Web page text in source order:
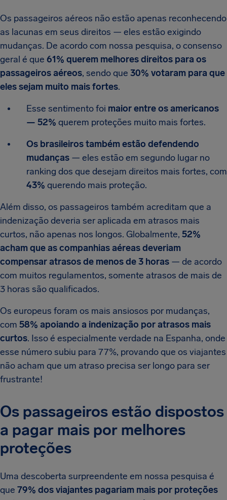
Os passageiros aéreos não estão apenas reconhecendo
as lacunas em seus direitos — eles estão exigindo
mudanças. De acordo com nossa pesquisa, o consenso
geral é que 61% querem melhores direitos para os
passageiros aéreos, sendo que 30% votaram para que
eles sejam muito mais fortes.
Esse sentimento foi maior entre os americanos
— 52% querem proteções muito mais fortes.
Os brasileiros também estão defendendo
mudanças — eles estão em segundo lugar no
ranking dos que desejam direitos mais fortes, com
43% querendo mais proteção.
Além disso, os passageiros também acreditam que a
indenização deveria ser aplicada em atrasos mais
curtos, não apenas nos longos. Globalmente, 52%
acham que as companhias aéreas deveriam
compensar atrasos de menos de 3 horas — de acordo
com muitos regulamentos, somente atrasos de mais de
3 horas são qualificados.
Os europeus foram os mais ansiosos por mudanças,
com 58% apoiando a indenização por atrasos mais
curtos. Isso é especialmente verdade na Espanha, onde
esse número subiu para 77%, provando que os viajantes
não acham que um atraso precisa ser longo para ser
frustrante!
Os passageiros estão dispostos
a pagar mais por melhores
proteções
Uma descoberta surpreendente em nossa pesquisa é
que 79% dos viajantes pagariam mais por proteções